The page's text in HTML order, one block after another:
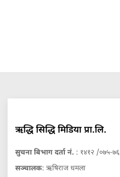
ऋद्धि सिद्धि मिडिया प्रा.लि.
सुचना बिभाग दर्ता नं. : १४१२ /०७५-७६
सञ्चालक: ऋषिराज धमला